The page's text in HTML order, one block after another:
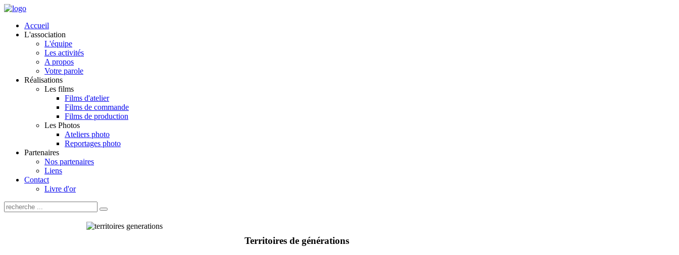
Accueil
L'association
L'équipe
Les activités
A propos
Votre parole
Réalisations
Les films
Films d'atelier
Films de commande
Films de production
Les Photos
Ateliers photo
Reportages photo
Partenaires
Nos partenaires
Liens
Contact
Livre d'or
Territoires de générations